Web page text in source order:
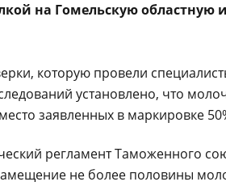
на Гомельскую областную
которую провели
установлено, что
заявленных в маркировке
регламент Таможенного
не более половины